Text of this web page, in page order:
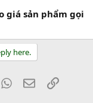
sản phẩm gọi
here.
WhatsApp
EmailLink